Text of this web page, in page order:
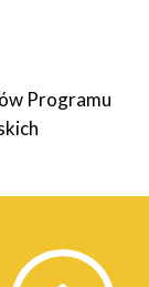
Programu